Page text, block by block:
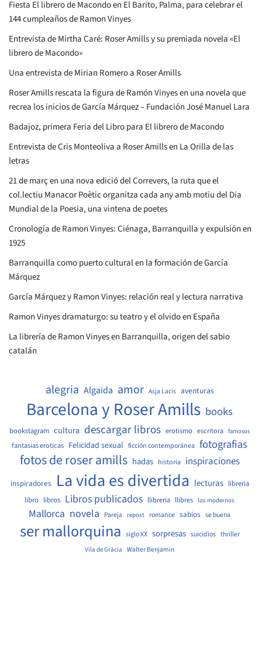
Fiesta El librero de Macondo en El Barito, Palma, para celebrar el
144 cumpleaños de Ramon Vinyes
Entrevista de Mirtha Caré: Roser Amills y su premiada novela «El
librero de Macondo»
Una entrevista de Mirian Romero a Roser Amills
Roser Amills rescata la figura de Ramón Vinyes en una novela que
recrea los inicios de García Márquez – Fundación José Manuel Lara
Badajoz, primera Feria del Libro para El librero de Macondo
Entrevista de Cris Monteoliva a Roser Amills en La Orilla de las
letras
21 de març en una nova edició del Correvers, la ruta que el
col.lectiu Manacor Poètic organitza cada any amb motiu del Dia
Mundial de la Poesia, una vintena de poetes
Cronología de Ramon Vinyes: Ciénaga, Barranquilla y expulsión en
1925
Barranquilla como puerto cultural en la formación de García
Márquez
García Márquez y Ramon Vinyes: relación real y lectura narrativa
Ramon Vinyes dramaturgo: su teatro y el olvido en España
La librería de Ramon Vinyes en Barranquilla, origen del sabio
catalán
alegria Algaida amor Asja Lacis aventuras
Barcelona y Roser Amills books
bookstagram cultura descargar libros erotismo escritora famosos
fantasias eroticas Felicidad sexual ficción contemporánea fotografias
fotos de roser amills hadas historia inspiraciones
inspiradores La vida es divertida lecturas libreria
libro libros Libros publicados llibreria llibres los modernos
Mallorca novela Pareja repost romance sabios se buena
ser mallorquina siglo XX sorpresas suicidios thriller
Vila de Gràcia Walter Benjamin